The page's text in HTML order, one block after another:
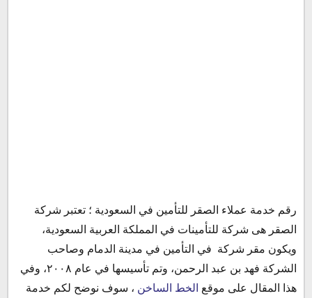
أرقام خدمة عملاء الصقر للتأمين
رقم خدمة عملاء الصقر للتأمين
رقم خدمة عملاء الصقر للتأمين المجاني
رقم خدمة عملاء الموافقة الطبية لشركة الصقر للتأمين
البريد الالكتروني شركة الصقر للتأمين
رقم خدمة عملاء الصقر للتأمين في السعودية ؛ تعتبر شركة
الصقر هى شركة للتأمينات في المملكة العربية السعودية،
ويكون مقر شركة في التأمين في مدينة الدمام وصاحب
الشركة فهد بن عبد الرحمن، وتم تأسيسها في عام ٢٠٠٨، وفي
هذا المقال على موقع الخط الساخن ، سوف نوضح لكم خدمة